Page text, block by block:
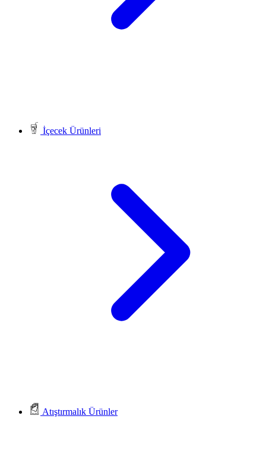
İçecek Ürünleri
Atıştırmalık Ürünler